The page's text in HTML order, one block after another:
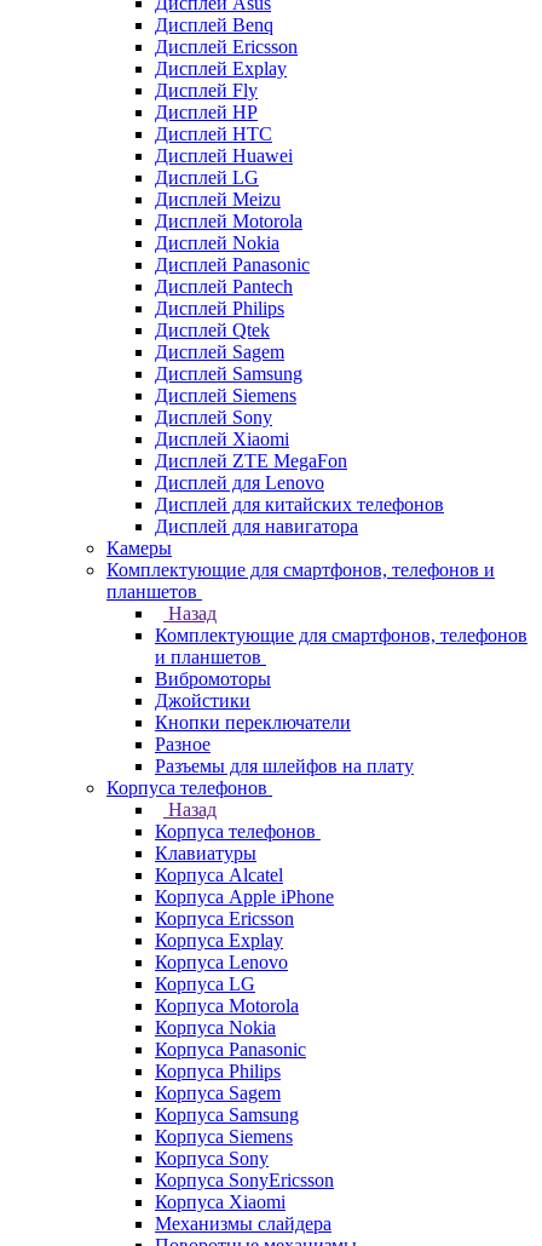
Дисплей Benq
Дисплей Ericsson
Дисплей Explay
Дисплей Fly
Дисплей HP
Дисплей HTC
Дисплей Huawei
Дисплей LG
Дисплей Meizu
Дисплей Motorola
Дисплей Nokia
Дисплей Panasonic
Дисплей Pantech
Дисплей Philips
Дисплей Qtek
Дисплей Sagem
Дисплей Samsung
Дисплей Siemens
Дисплей Sony
Дисплей Xiaomi
Дисплей ZTE MegaFon
Дисплей для Lenovo
Дисплей для китайских телефонов
Дисплей для навигатора
Камеры
Комплектующие для смартфонов, телефонов и
планшетов
Назад
Комплектующие для смартфонов, телефонов
и планшетов
Вибромоторы
Джойстики
Кнопки переключатели
Разное
Разъемы для шлейфов на плату
Корпуса телефонов
Назад
Корпуса телефонов
Клавиатуры
Корпуса Alcatel
Корпуса Apple iPhone
Корпуса Ericsson
Корпуса Explay
Корпуса Lenovo
Корпуса LG
Корпуса Motorola
Корпуса Nokia
Корпуса Panasonic
Корпуса Philips
Корпуса Sagem
Корпуса Samsung
Корпуса Siemens
Корпуса Sony
Корпуса SonyEricsson
Корпуса Xiaomi
Механизмы слайдера